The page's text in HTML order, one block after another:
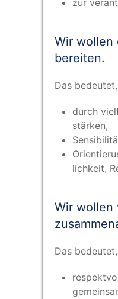
zur
Wir wol­len
bereiten.
Das
durch
stärken,
lich­keit,
Wir wol­len
Das